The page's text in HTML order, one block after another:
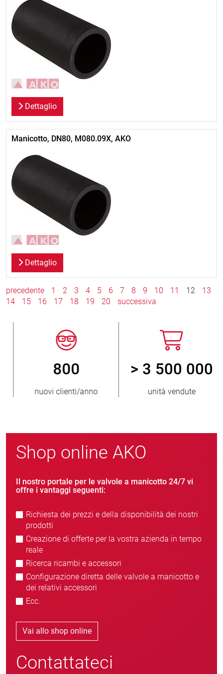
Dettaglio
Manicotto, DN80, M080.09X, AKO
Dettaglio
precedente 1 2 3 4 5 6 7 8 9 10 11 12
13
14
15 16 17 18 19 20 successiva
800
nuovi clienti/anno
> 3 500 000
unità vendute
Shop online AKO
Il nostro portale per le valvole a manicotto 24/7 vi
offre i vantaggi seguenti:
Richiesta dei prezzi e della disponibilità dei nostri
prodotti
Creazione di offerte per la vostra azienda in tempo
reale
Ricerca ricambi e accessori
Configurazione diretta delle valvole a manicotto e
dei relativi accessori
Ecc.
Vai allo shop online
Contattateci